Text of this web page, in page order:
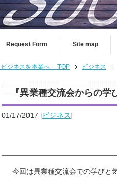
Request Form Site map
ジネスを本業へ」 TOP ビジネス
『異業種交流会からの学
01/17/2017 [ビジネス]
今回は異業種交流会での学びと